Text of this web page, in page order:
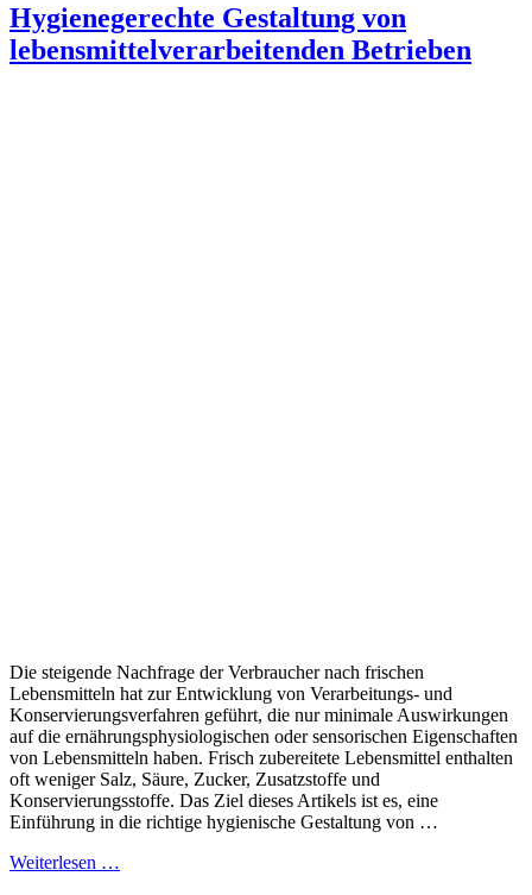
Hygienegerechte Gestaltung von
lebensmittelverarbeitenden Betrieben
Die steigende Nachfrage der Verbraucher nach frischen
Lebensmitteln hat zur Entwicklung von Verarbeitungs- und
Konservierungsverfahren geführt, die nur minimale Auswirkungen
auf die ernährungsphysiologischen oder sensorischen Eigenschaften
von Lebensmitteln haben. Frisch zubereitete Lebensmittel enthalten
oft weniger Salz, Säure, Zucker, Zusatzstoffe und
Konservierungsstoffe. Das Ziel dieses Artikels ist es, eine
Einführung in die richtige hygienische Gestaltung von …
Weiterlesen …